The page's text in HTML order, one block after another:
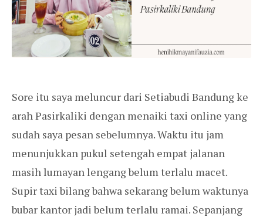
Sore itu saya meluncur dari Setiabudi Bandung ke
arah Pasirkaliki dengan menaiki taxi online yang
sudah saya pesan sebelumnya. Waktu itu jam
menunjukkan pukul setengah empat jalanan
masih lumayan lengang belum terlalu macet.
Supir taxi bilang bahwa sekarang belum waktunya
bubar kantor jadi belum terlalu ramai. Sepanjang